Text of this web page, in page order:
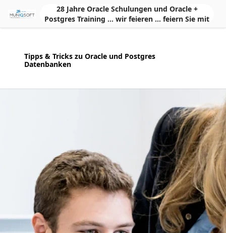
Skip to Main Content28 Jahre Oracle Schulungen und Oracle +
Postgres Training ... wir feieren ... feiern Sie mit
Tipps & Tricks zu Oracle und Postgres
Datenbanken